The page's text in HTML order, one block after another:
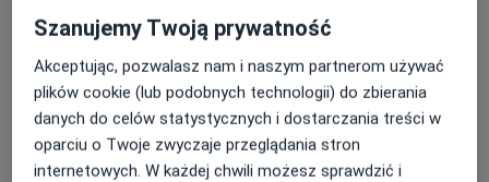
Specjaliści
Endokrynolog
dr Bartosz Brzozowski
Szanujemy Twoją prywatność
Akceptując, pozwalasz nam i naszym partnerom używać
plików cookie (lub podobnych technologii) do zbierania
danych do celów statystycznych i dostarczania treści w
oparciu o Twoje zwyczaje przeglądania stron
internetowych. W każdej chwili możesz sprawdzić i